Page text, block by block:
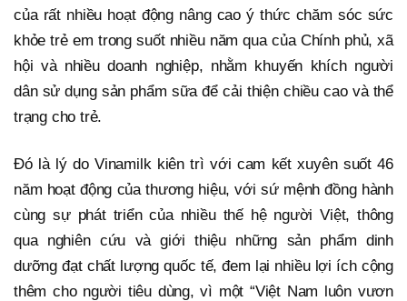
của rất nhiều hoạt động nâng cao ý thức chăm sóc sức
khỏe trẻ em trong suốt nhiều năm qua của Chính phủ, xã
hội và nhiều doanh nghiệp, nhằm khuyến khích người
dân sử dụng sản phẩm sữa để cải thiện chiều cao và thể
trạng cho trẻ.
Đó là lý do Vinamilk kiên trì với cam kết xuyên suốt 46
năm hoạt động của thương hiệu, với sứ mệnh đồng hành
cùng sự phát triển của nhiều thế hệ người Việt, thông
qua nghiên cứu và giới thiệu những sản phẩm dinh
dưỡng đạt chất lượng quốc tế, đem lại nhiều lợi ích cộng
thêm cho người tiêu dùng, vì một “Việt Nam luôn vươn